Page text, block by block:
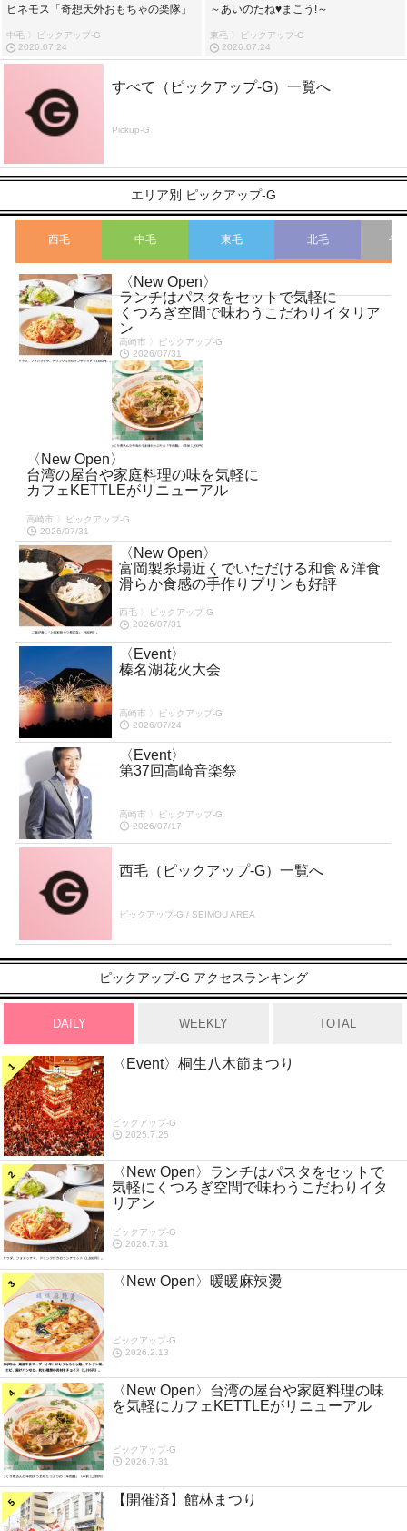
ヒネモス「奇想天外おもちゃの楽隊」
中毛 〉ピックアップ-G
2026.07.24
～あいのたね♥まこう!～
東毛 〉ピックアップ-G
2026.07.24
すべて（ピックアップ-G）一覧へ
Pickup-G
エリア別 ピックアップ-G
西毛 中毛 東毛 北毛 そ
〈New Open〉
ランチはパスタをセットで気軽に
くつろぎ空間で味わうこだわりイタリア
ン
高崎市 〉ピックアップ-G
2026/07/31
〈New Open〉
台湾の屋台や家庭料理の味を気軽に
カフェKETTLEがリニューアル
高崎市 〉ピックアップ-G
2026/07/31
〈New Open〉
富岡製糸場近くでいただける和食＆洋食
滑らか食感の手作りプリンも好評
西毛 〉ピックアップ-G
2026/07/31
〈Event〉
榛名湖花火大会
高崎市 〉ピックアップ-G
2026/07/24
〈Event〉
第37回高崎音楽祭
高崎市 〉ピックアップ-G
2026/07/17
西毛（ピックアップ-G）一覧へ
ピックアップ-G / SEIMOU AREA
ピックアップ-G アクセスランキング
DAILY WEEKLY TOTAL
〈Event〉桐生八木節まつり
ピックアップ-G
2025.7.25
〈New Open〉ランチはパスタをセットで
気軽にくつろぎ空間で味わうこだわりイタ
リアン
ピックアップ-G
2026.7.31
〈New Open〉暖暖麻辣燙
ピックアップ-G
2026.2.13
〈New Open〉台湾の屋台や家庭料理の味
を気軽にカフェKETTLEがリニューアル
ピックアップ-G
2026.7.31
【開催済】館林まつり